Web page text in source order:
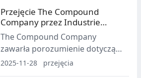
skrócony czas cyklu wtrysku z
podwyższonymi właściwościami
mechanicznymi i
kontrolowanym śladem
węglowym.
Przejęcie The Compound
Company przez Industrie
Polieco - M.P.B.
The Compound Company
zawarła porozumienie dotyczące
sprzedaży 100% udziałów na
2025-11-28 przejęcia